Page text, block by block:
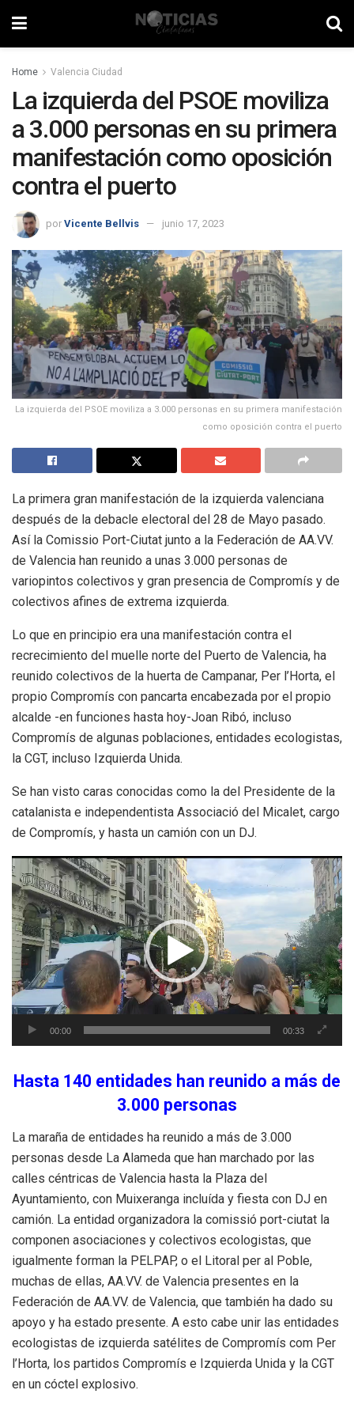
Home Valencia Ciudad
La izquierda del PSOE moviliza
a 3.000 personas en su primera
manifestación como oposición
contra el puerto
por Vicente Bellvis junio 17, 2023
La izquierda del PSOE moviliza a 3.000 personas en su primera manifestación
como oposición contra el puerto
La primera gran manifestación de la izquierda valenciana
después de la debacle electoral del 28 de Mayo pasado.
Así la Comissio Port-Ciutat junto a la Federación de AA.VV.
de Valencia han reunido a unas 3.000 personas de
variopintos colectivos y gran presencia de Compromís y de
colectivos afines de extrema izquierda.
Lo que en principio era una manifestación contra el
recrecimiento del muelle norte del Puerto de Valencia, ha
reunido colectivos de la huerta de Campanar, Per l’Horta, el
propio Compromís con pancarta encabezada por el propio
alcalde -en funciones hasta hoy-Joan Ribó, incluso
Compromís de algunas poblaciones, entidades ecologistas,
la CGT, incluso Izquierda Unida.
Se han visto caras conocidas como la del Presidente de la
catalanista e independentista Associació del Micalet, cargo
de Compromís, y hasta un camión con un DJ.
Reproductor
de
vídeo
00:00 00:33
Hasta 140 entidades han reunido a más de
3.000 personas
La maraña de entidades ha reunido a más de 3.000
personas desde La Alameda que han marchado por las
calles céntricas de Valencia hasta la Plaza del
Ayuntamiento, con Muixeranga incluída y fiesta con DJ en
camión. La entidad organizadora la comissió port-ciutat la
componen asociaciones y colectivos ecologistas, que
igualmente forman la PELPAP, o el Litoral per al Poble,
muchas de ellas, AA.VV. de Valencia presentes en la
Federación de AA.VV. de Valencia, que también ha dado su
apoyo y ha estado presente. A esto cabe unir las entidades
ecologistas de izquierda satélites de Compromís com Per
l’Horta, los partidos Compromís e Izquierda Unida y la CGT
en un cóctel explosivo.